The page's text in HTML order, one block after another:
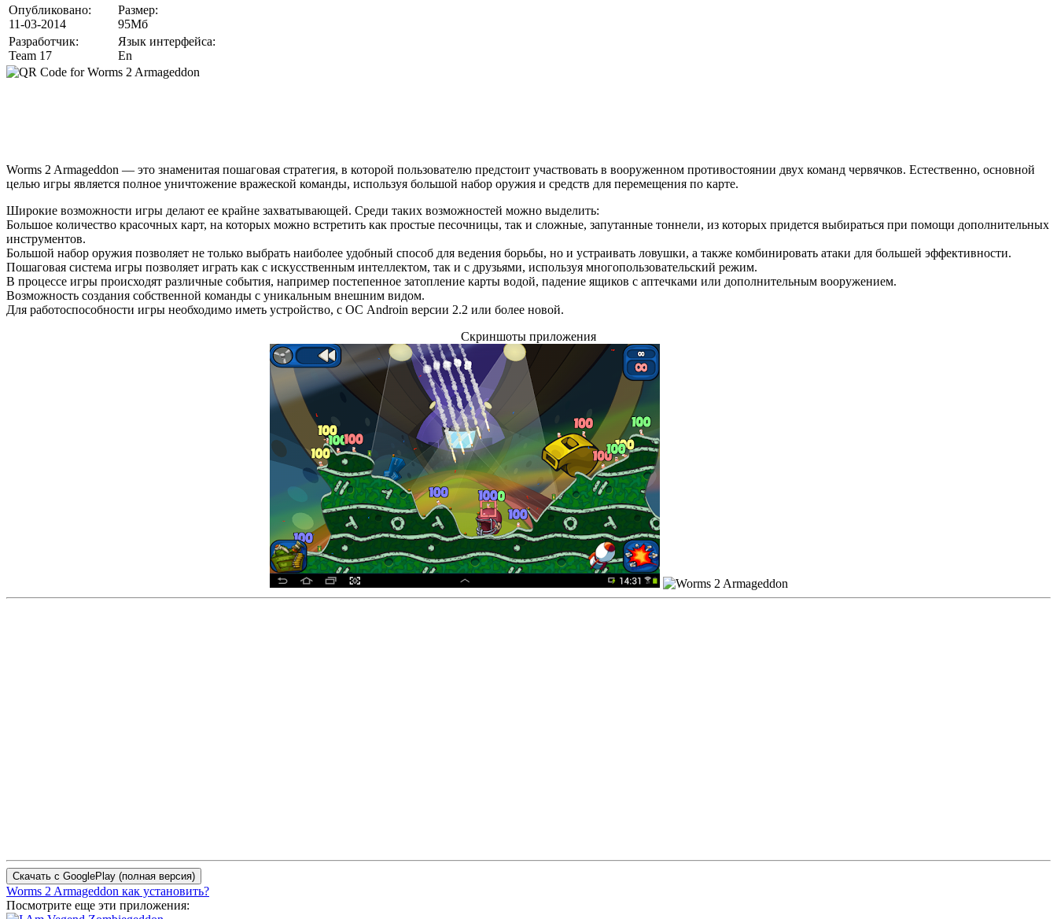
Опубликовано:
11-03-2014
Размер:
95Мб
Разработчик:
Team 17
Язык интерфейса:
En
Worms 2 Armageddon — это знаменитая пошаговая стратегия, в которой пользователю предстоит участвовать в вооруженном противостоянии двух команд червячков. Естественно, основной
целью игры является полное уничтожение вражеской команды, используя большой набор оружия и средств для перемещения по карте.
Широкие возможности игры делают ее крайне захватывающей. Среди таких возможностей можно выделить:
Большое количество красочных карт, на которых можно встретить как простые песочницы, так и сложные, запутанные тоннели, из которых придется выбираться при помощи дополнительных
инструментов.
Большой набор оружия позволяет не только выбрать наиболее удобный способ для ведения борьбы, но и устраивать ловушки, а также комбинировать атаки для большей эффективности.
Пошаговая система игры позволяет играть как с искусственным интеллектом, так и с друзьями, используя многопользовательский режим.
В процессе игры происходят различные события, например постепенное затопление карты водой, падение ящиков с аптечками или дополнительным вооружением.
Возможность создания собственной команды с уникальным внешним видом.
Для работоспособности игры необходимо иметь устройство, с ОС Androin версии 2.2 или более новой.
Скриншоты приложения
Worms 2 Armageddon как установить?
Посмотрите еще эти приложения: